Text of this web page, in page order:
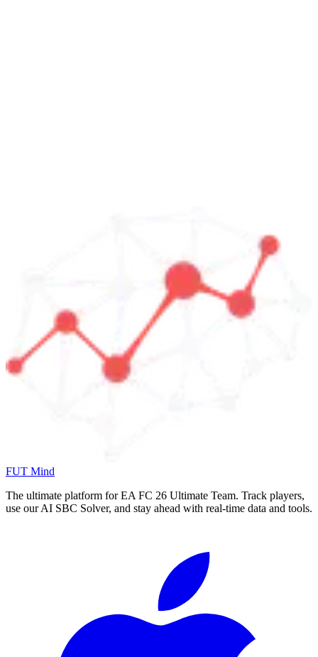
FUT Mind
The ultimate platform for EA FC 26 Ultimate Team. Track players,
use our AI SBC Solver, and stay ahead with real-time data and tools.